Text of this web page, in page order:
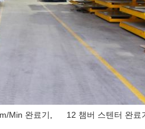
Min 완료기 12 챔버 스텐터 완료